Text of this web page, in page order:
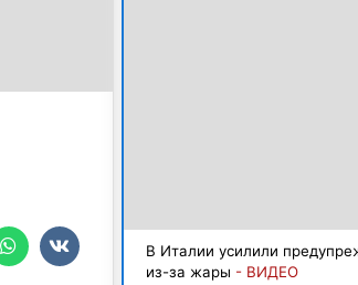
В Италии усилили
из-за жары - ВИДЕО